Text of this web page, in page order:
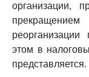
организации,
реорганизации
этом в
представляется.